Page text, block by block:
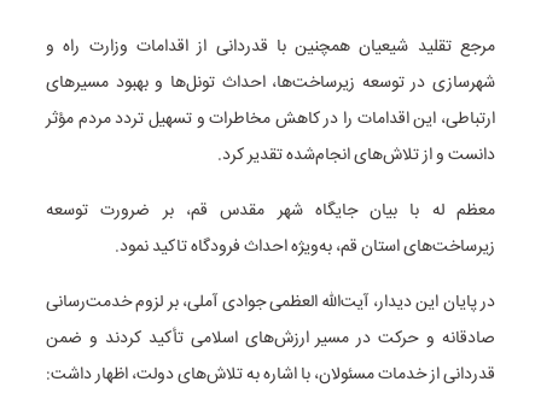
مرجع تقلید شیعیان همچنین با قدردانی از اقدامات وزارت راه و
شهرسازی در توسعه زیرساخت‌ها، احداث تونل‌ها و بهبود مسیرهای
ارتباطی، این اقدامات را در کاهش مخاطرات و تسهیل تردد مردم مؤثر
دانست و از تلاش‌های انجام‌شده تقدیر کرد.
معظم له با بیان جایگاه شهر مقدس قم، بر ضرورت توسعه
زیرساخت‌های استان قم، به‌ویژه احداث فرودگاه تاکید نمود.
در پایان این دیدار، آیت‌الله العظمی جوادی آملی، بر لزوم خدمت‌رسانی
صادقانه و حرکت در مسیر ارزش‌های اسلامی تأکید کردند و ضمن
قدردانی از خدمات مسئولان، با اشاره به تلاش‌های دولت، اظهار داشت: